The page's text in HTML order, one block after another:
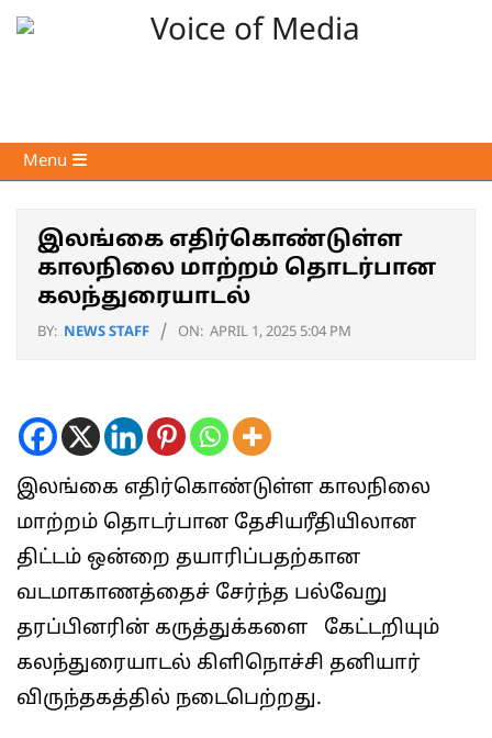
Skip
Voice
of
Primary
Navigation
Menu
இலங்கை எதிர்கொண்டுள்ள
காலநிலை மாற்றம் தொடர்பான
கலந்துரையாடல்
BY: NEWS STAFF ON: APRIL 1, 2025 5:04 PM
இலங்கை எதிர்கொண்டுள்ள காலநிலை
மாற்றம் தொடர்பான தேசியரீதியிலான
திட்டம் ஒன்றை தயாரிப்பதற்கான
வடமாகாணத்தைச் சேர்ந்த பல்வேறு
தரப்பினரின் கருத்துக்களை கேட்டறியும்
கலந்துரையாடல் கிளிநொச்சி தனியார்
விருந்தகத்தில் நடைபெற்றது.